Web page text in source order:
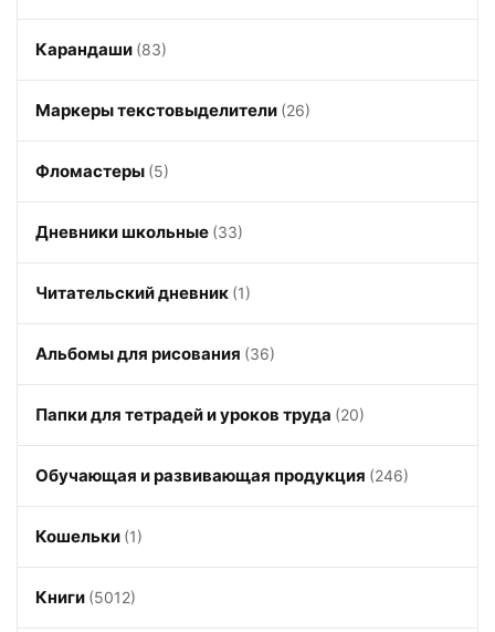
Карандаши (83)
Маркеры текстовыделители (26)
Фломастеры (5)
Дневники школьные (33)
Читательский дневник (1)
Альбомы для рисования (36)
Папки для тетрадей и уроков труда (20)
Обучающая и развивающая продукция (246)
Кошельки (1)
Книги (5012)